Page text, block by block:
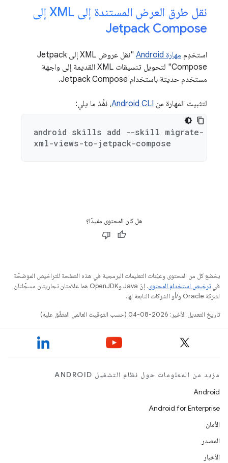
نقل طرق العرض المستندة إلى XML إلى
Jetpack Compose
استخدِم مهارة Android
"نقل عروض XML إلى Jetpack
Compose" لتحويل تنسيقات XML القديمة إلى واجهة
مستخدم حديثة باستخدام Jetpack Compose.
لتثبيت المهارة من Android CLI، نفِّذ ما يلي:
android skills add --skill migrate-
xml-views-to-jetpack-compose
هل كان المحتوى مفيدًا؟
يخضع كل من المحتوى وعيّنات التعليمات البرمجية في هذه الصفحة للتراخيص الموضحّة
فيترخيص استخدام المحتوى
. إنّ Java وOpenJDK هما علامتان تجاريتان مسجَّلتان
لشركة Oracle و/أو الشركات التابعة لها.
تاريخ التعديل الأخير: 2026-08-04 (حسب التوقيت العالمي المتفَّق عليه)
مزيد من المعلومات حول نظام التشغيل ANDROID
Android
Android for Enterprise
الأمان
المصدر
الأخبار